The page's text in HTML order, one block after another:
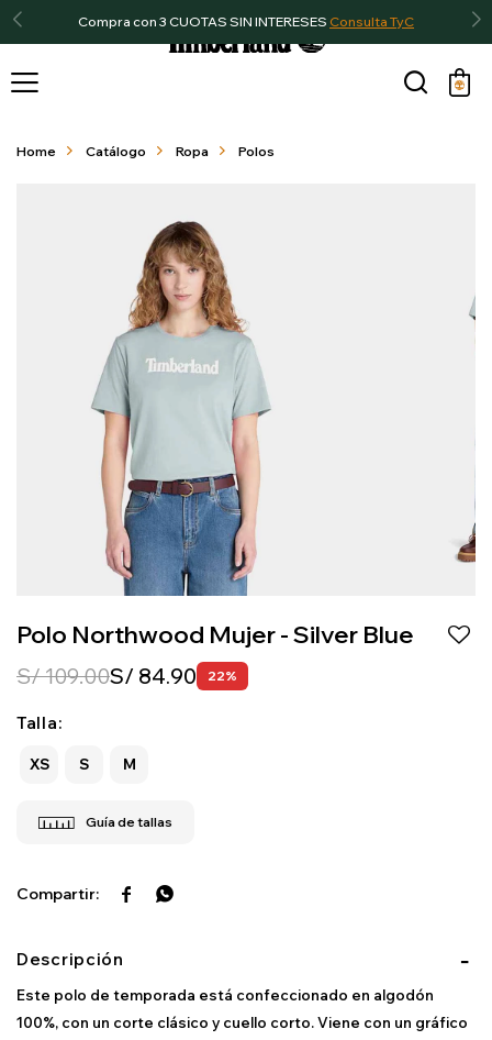
Compra con 3 CUOTAS SIN INTERESES Consulta TyC

Home Catálogo Ropa Polos
Polo Northwood Mujer - Silver Blue
S/ 84.90
S/109.00 22
Talla:
XS S M
 
Descripción
Este polo de temporada está confeccionado en algodón
100%, con un corte clásico y cuello corto. Viene con un gráfico